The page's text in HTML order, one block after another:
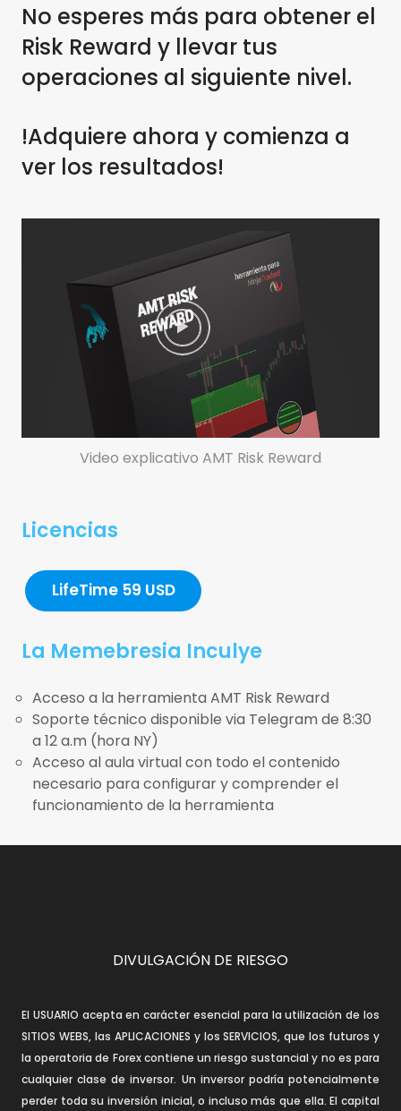
No esperes más para obtener el
Risk Reward y llevar tus
operaciones al siguiente nivel.
!Adquiere ahora y comienza a
ver los resultados!
Video explicativo AMT Risk Reward
Licencias
LifeTime 59 USD
La Memebresia Inculye
Acceso a la herramienta AMT Risk Reward
Soporte técnico disponible via Telegram de 8:30
a 12 a.m (hora NY)
Acceso al aula virtual con todo el contenido
necesario para configurar y comprender el
funcionamiento de la herramienta
DIVULGACIÓN DE RIESGO
El USUARIO acepta en carácter esencial para la utilización de los
SITIOS WEBS, las APLICACIONES y los SERVICIOS, que los futuros y
la operatoria de Forex contiene un riesgo sustancial y no es para
cualquier clase de inversor. Un inversor podría potencialmente
perder toda su inversión inicial, o incluso más que ella. El capital